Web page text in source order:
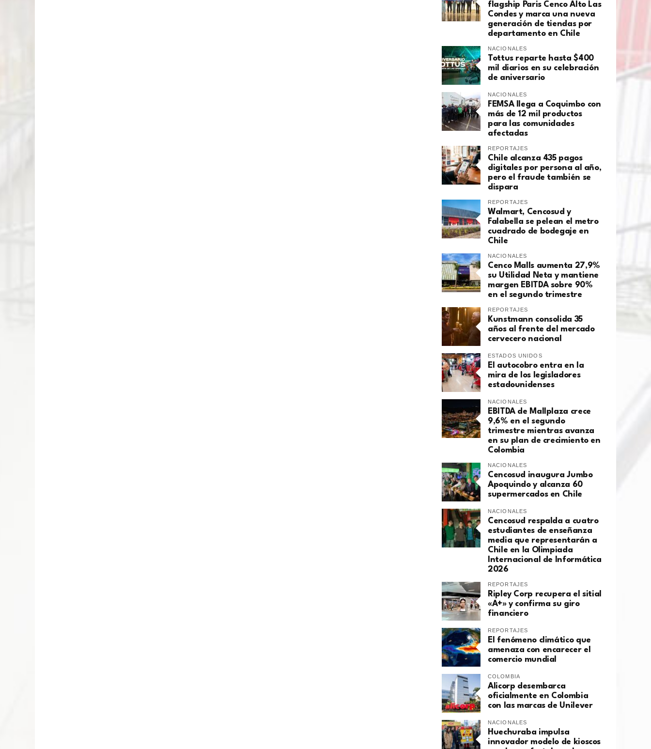
flagship Paris Cenco Alto Las
Condes y marca una nueva
generación de tiendas por
departamento en Chile
NACIONALES
Tottus reparte hasta $400
mil diarios en su celebración
de aniversario
NACIONALES
FEMSA llega a Coquimbo con
más de 12 mil productos
para las comunidades
afectadas
REPORTAJES
Chile alcanza 435 pagos
digitales por persona al año,
pero el fraude también se
dispara
REPORTAJES
Walmart, Cencosud y
Falabella se pelean el metro
cuadrado de bodegaje en
Chile
NACIONALES
Cenco Malls aumenta 27,9%
su Utilidad Neta y mantiene
margen EBITDA sobre 90%
en el segundo trimestre
REPORTAJES
Kunstmann consolida 35
años al frente del mercado
cervecero nacional
ESTADOS UNIDOS
El autocobro entra en la
mira de los legisladores
estadounidenses
NACIONALES
EBITDA de Mallplaza crece
9,6% en el segundo
trimestre mientras avanza
en su plan de crecimiento en
Colombia
NACIONALES
Cencosud inaugura Jumbo
Apoquindo y alcanza 60
supermercados en Chile
NACIONALES
Cencosud respalda a cuatro
estudiantes de enseñanza
media que representarán a
Chile en la Olimpiada
Internacional de Informática
2026
REPORTAJES
Ripley Corp recupera el sitial
«A+» y confirma su giro
financiero
REPORTAJES
El fenómeno climático que
amenaza con encarecer el
comercio mundial
COLOMBIA
Alicorp desembarca
oficialmente en Colombia
con las marcas de Unilever
NACIONALES
Huechuraba impulsa
innovador modelo de kioscos